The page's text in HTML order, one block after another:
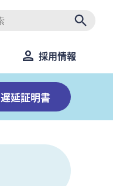
採用情報
遅延証明書